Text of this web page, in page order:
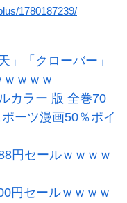
1780187239/
」「クローバー」
ｗｗｗ
カラー 版 全巻70
ーツ漫画50％ポイ
円セールｗｗｗｗ
円セールｗｗｗｗ